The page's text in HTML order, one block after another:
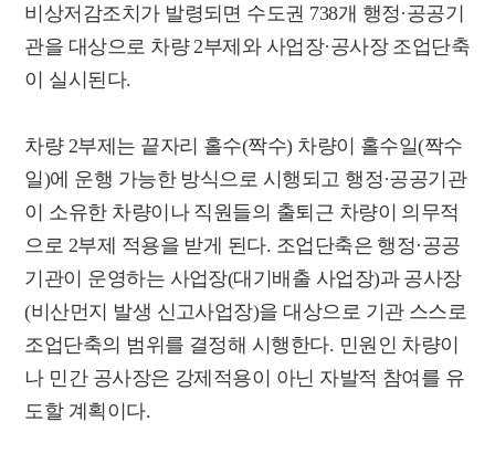
비상저감조치가 발령되면 수도권 738개 행정·공공기
관을 대상으로 차량 2부제와 사업장·공사장 조업단축
이 실시된다.
차량 2부제는 끝자리 홀수(짝수) 차량이 홀수일(짝수
일)에 운행 가능한 방식으로 시행되고 행정·공공기관
이 소유한 차량이나 직원들의 출퇴근 차량이 의무적
으로 2부제 적용을 받게 된다. 조업단축은 행정·공공
기관이 운영하는 사업장(대기배출 사업장)과 공사장
(비산먼지 발생 신고사업장)을 대상으로 기관 스스로
조업단축의 범위를 결정해 시행한다. 민원인 차량이
나 민간 공사장은 강제적용이 아닌 자발적 참여를 유
도할 계획이다.